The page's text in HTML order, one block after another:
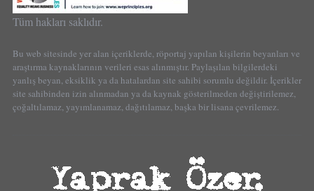
Tüm hakları saklıdır.
Bu web sitesinde yer alan içeriklerde, röportaj yapılan kişilerin beyanları ve
araştırma kaynaklarının verileri esas alınmıştır. Paylaşılan bilgilerdeki
yanlış beyan, eksiklik ya da hatalardan site sahibi sorumlu değildir. İçerikler
site sahibinden izin alınmadan ya da kaynak gösterilmeden değiştirilemez,
çoğaltılamaz, yayımlanamaz, dağıtılamaz, başka bir lisana çevrilemez.